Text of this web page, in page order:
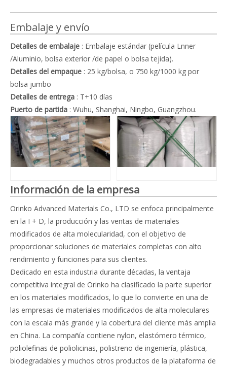
Embalaje y envío
Detalles de embalaje : Embalaje estándar (película Lnner
/Aluminio, bolsa exterior /de papel o bolsa tejida).
Detalles del empaque : 25 kg/bolsa, o 750 kg/1000 kg por
bolsa jumbo
Detalles de entrega : T+10 días
Puerto de partida : Wuhu, Shanghai, Ningbo, Guangzhou.
Información de la empresa
Orinko Advanced Materials Co., LTD se enfoca principalmente
en la I + D, la producción y las ventas de materiales
modificados de alta molecularidad, con el objetivo de
proporcionar soluciones de materiales completas con alto
rendimiento y funciones para sus clientes.
Dedicado en esta industria durante décadas, la ventaja
competitiva integral de Orinko ha clasificado la parte superior
en los materiales modificados, lo que lo convierte en una de
las empresas de materiales modificados de alta moleculares
con la escala más grande y la cobertura del cliente más amplia
en China. La compañía contiene nylon, elastómero térmico,
poliolefinas de poliolicinas, polistreno de ingeniería, plástica,
biodegradables y muchos otros productos de la plataforma de